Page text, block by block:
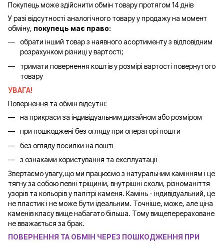
Покупець може здійснити обмін товару протягом 14 днів
У разі відсутності аналогічного товару у продажу на момент
обміну, покупець має право:
обрати інший товар з наявного асортименту з відповідним
розрахунком різниці у вартості;
тримати повернення коштів у розмірі вартості повернутого
товару
УВАГА!
Повернення та обмін відсутні:
на прикраси за індивідуальним дизайном або розміром
при пошкоджені без огляду при операторі пошти
без огляду посилки на пошті
з ознаками користування та експлуатації
Звертаємо увагу,що ми працюємо з натуральним камінням і це
тягну за собою певні тріщиніи, внутрішні сколи, різноманіття
узорів та кольорів у палітрі каменя. Камінь - індивідуальний, це
не пластик і не може бути ідеальним. Точніше, може, але ціна
каменів класу вище набагато більша. Тому вищеперераховане
не вважається за брак.
ПОВЕРНЕННЯ ТА ОБМІН ЧЕРЕЗ ПОШКОДЖЕННЯ ПРИ